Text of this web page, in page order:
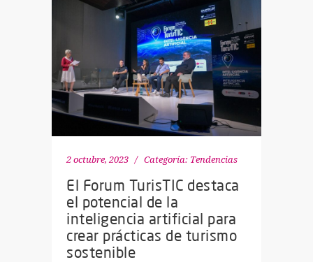
2 octubre, 2023 Categoría: Tendencias
El Forum TurisTIC destaca
el potencial de la
inteligencia artificial para
crear prácticas de turismo
sostenible